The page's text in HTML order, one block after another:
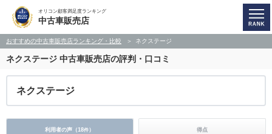
オリコン顧客満足度ランキング
中古車販売店
おすすめの中古車販売店ランキング・比較 ネクステージ
ネクステージ 中古車販売店の評判・口コミ
ネクステージ
利用者の声（18件） 得点